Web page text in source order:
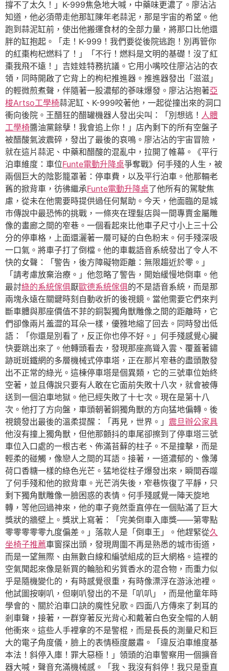
撐不了太久！」K-999焦急地大喊，中藥味更濃了。廖沾沾
知道，他必須帶走他那缸陳年老蒜泥，那是宇宙的希望。他
跑到蒜泥缸前，使出他搬運食材的全部力量，將那口比他還
胖的缸抱起。「走！K-999！我們要從後院逃跑！別再管你
的紅棗枸杞燃料了！」「不行！燃料是文明的基礎！沒了紅
棗我飛不遠！」吉娃娃特務抗議。它用小嘴咬住廖沾沾的衣
領，同時開啟了它背上的枸杞推進器。推進器發出「滋滋」
的輕微煎煮聲，伴隨著一股濃郁的蔘味爆發。廖沾沾抱著亞
梭Artso工學椅蒜泥缸、K-999咬著他，一起從撞出來的洞口
衝向後院。王醋狂的醋罐機器人發出尖叫：「別想逃！ 人體
工學椅醬油黨餘孽！我會追上你！」店內剩下的所有空盤子
被醋酸氣波震碎，發出了最後的哀鳴。廖沾沾的宇宙冒險，
就在這片蒜泥、中藥和醋酸的混亂中，拉開了帷幕。《平行
泊車維度：車位Funte電動升降桌爭奪戰》何手殘的人生，被
兩個巨大的陰影籠罩著：停車費，以及平行泊車。他那輛老
舊的掀背車，彷彿繼承Funte電動升降桌了他所有的駕駛焦
慮，從未在他需要時提供過任何幫助。今天，他面臨的是城
市傳說中最恐怖的挑戰，一條夾在理髮店與一間專賣金屬雕
像的畫廊之間的窄巷。一個看起來比他車子尺寸小上三十公
分的停車格，上面還灑著一層可疑的白色粉末。何手殘深吸
一口氣。將車子打了倒檔。他的車載語音系統發出了令人不
快的女聲：「警告，後方障礙物距離：無限趨近於零。」
「請考慮放棄治療。」他忽略了警告，開始緩慢地倒車。他
最討綠的系統傢俱厭歐德系統傢俱的不是語音系統，而是那
兩塊永遠在關鍵時刻自動收折的後視鏡。當他需要它們來判
斷車體與那座價值不菲的銅製獨角獸雕像之間的距離時，它
們卻像兩片羞澀的耳朵一樣，優雅地縮了回去。同時發出低
語：「你還是別看了，反正你也停不好。」何手殘感覺心臟
快要跳出來了。他轉頭看去，發現那座高聳入雲、覆蓋著鏽
跡斑斑鐵網的多層機械式停車塔，正在那片窄巷的盡頭散發
出不正常的綠光。這棟停車塔是個異類，它的三號車位始終
空著，並且傳說只要有人敢在它面前失敗十八次，就會被傳
送到一個泊車地獄。他已經失敗了十七次。現在是第十八
次。他打了方向盤，車頭朝著銅獨角獸的方向猛地偏轉。後
視鏡發出最後的溫柔提醒：「再見，世界。」 震旦辦公家具
他沒有撞上獨角獸，但他那顫抖的車尾卻擦到了停車塔三號
車位入口處的一根古老、佈滿苔蘚的柱子。不是撞擊，而是
輕柔的碰觸，像戀人之間的耳語。接著，一道濃郁的、像薄
荷口香糖一樣的綠色光芒。猛地從柱子爆發出來，瞬間吞噬
了何手殘和他的掀背車。光芒消失後，窄巷恢復了平靜，只
剩下獨角獸雕像一臉困惑的表情。何手殘感覺一陣天旋地
轉，等他回過神來，他的車子竟然垂直停在一個貼滿了巨大
獎狀的牆壁上。獎狀上寫著：「完美倒車入庫獎——第零點
零零零零零九度偏差。」落款人是「倒車王」。他趕緊從久
坐椅子推薦車窗探出頭，發現周圍不再是熟悉的城市街道，
而是一望無際、由無數白線和編號組成的巨大網格。這裡的
空氣聞起來像是新買的輪胎和劣質香水的混合物，而重力似
乎是隨機變化的，有時感覺很重，有時像漂浮在游泳池裡。
他試圖按喇叭，但喇叭發出的不是「叭叭」，而是他童年時
學會的、關於泊車口訣的魔性兒歌。四面八方傳來了刺耳的
剎車聲，接著，一群穿著反光背心和戴著白色安全帽的人朝
他衝來。這些人手裡拿的不是警棍，而是長長的測量尺和巨
大的電子角度儀，臉上的表情極度嚴肅。「違反泊車維度基
本法！斜停入庫！罪大惡極！」領頭的泊車警察用一個擴音
器大喊，聲音充滿機械感。「我、我沒有斜停！我只是垂直